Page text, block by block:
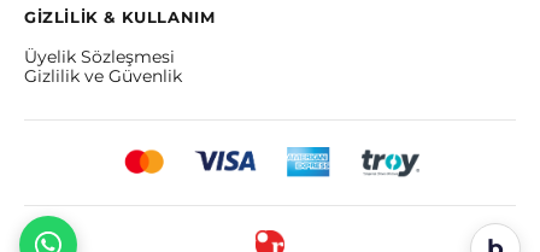
GİZLİLİK & KULLANIM
Üyelik Sözleşmesi
Gizlilik ve Güvenlik